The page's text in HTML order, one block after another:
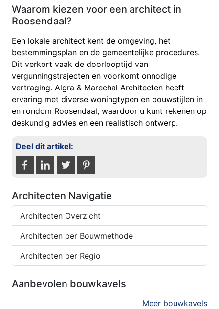
Waarom kiezen voor een architect in
Roosendaal?
Een lokale architect kent de omgeving, het
bestemmingsplan en de gemeentelijke procedures.
Dit verkort vaak de doorlooptijd van
vergunningstrajecten en voorkomt onnodige
vertraging. Algra & Marechal Architecten heeft
ervaring met diverse woningtypen en bouwstijlen in
en rondom Roosendaal, waardoor u kunt rekenen op
deskundig advies en een realistisch ontwerp.
Deel dit artikel:
Architecten Navigatie
Architecten Overzicht
Architecten per Bouwmethode
Architecten per Regio
Aanbevolen bouwkavels
Meer bouwkavels